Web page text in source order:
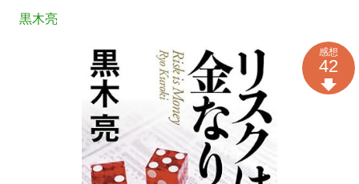
黒木亮
感想
42